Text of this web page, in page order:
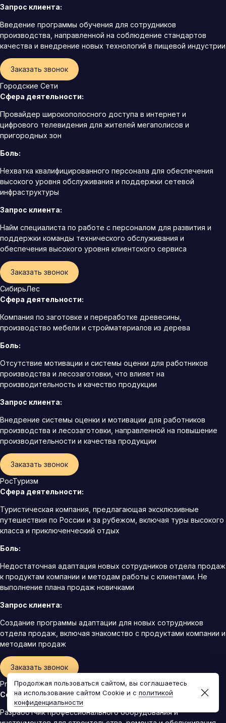
Запрос клиента:
Введение программы обучения для сотрудников
производства, направленной на соблюдение стандартов
качества и внедрение новых технологий в пищевой индустрии
Заказать звонок
Городские Сети
Сфера деятельности:
Провайдер широкополосного доступа в интернет и
цифрового телевидения для жителей мегаполисов и
пригородных зон
Боль:
Нехватка квалифицированного персонала для обеспечения
высокого уровня обслуживания и поддержки сетевой
инфраструктуры
Запрос клиента:
Найм специалиста по работе с персоналом для развития и
поддержки команды технического обслуживания и
обеспечения высокого уровня клиентского сервиса
Заказать звонок
СибирьЛес
Сфера деятельности:
Компания по заготовке и переработке древесины,
производство мебели и стройматериалов из дерева
Боль:
Отсутствие мотивации и системы оценки для работников
производства и лесозаготовки, что влияет на
производительность и качество продукции
Запрос клиента:
Внедрение системы оценки и мотивации для работников
производства и лесозаготовки, направленной на повышение
производительности и качества продукции
Заказать звонок
РосТуризм
Сфера деятельности:
Туристическая компания, предлагающая эксклюзивные
путешествия по России и за рубежом, включая туры высокого
класса и приключенческий отдых
Боль:
Недостаточная адаптация новых сотрудников отдела продаж
к продуктам компании и методам работы с клиентами. Не
выполнение плана продаж новичками
Запрос клиента:
Создание программы адаптации для новых сотрудников
отдела продаж, включая знакомство с продуктами компании и
методами продаж
Заказать звонок
ProfiTech
Сфера деятельности:
Разработчик профессионального оборудования и
Продолжая пользоваться сайтом, вы соглашаетесь
на использование сайтом Cookie и с политикой
конфиденциальности